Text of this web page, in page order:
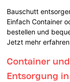
Bauschutt
Einfach Container
bestellen und
Jetzt mehr
Container
Entsorgung